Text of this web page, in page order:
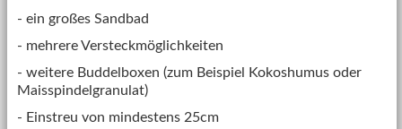
- ein großes Sandbad
- mehrere Versteckmöglichkeiten
- weitere Buddelboxen (zum Beispiel Kokoshumus oder
Maisspindelgranulat)
- Einstreu von mindestens 25cm